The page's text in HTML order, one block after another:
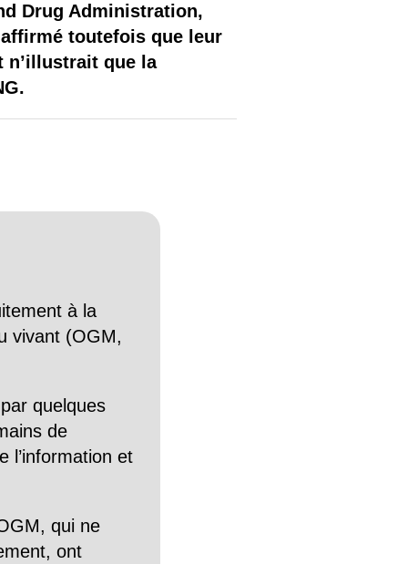
Drug Administration,
toutefois que leur
n’illustrait que la
à la
vivant (OGM,
quelques
de
l’information et
qui ne
ont